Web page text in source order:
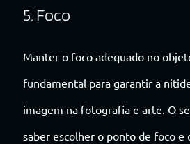
5. Foco
Manter o foco adequado no
fundamental para garantir a
imagem na fotografia e arte. O
saber escolher o ponto de foco e